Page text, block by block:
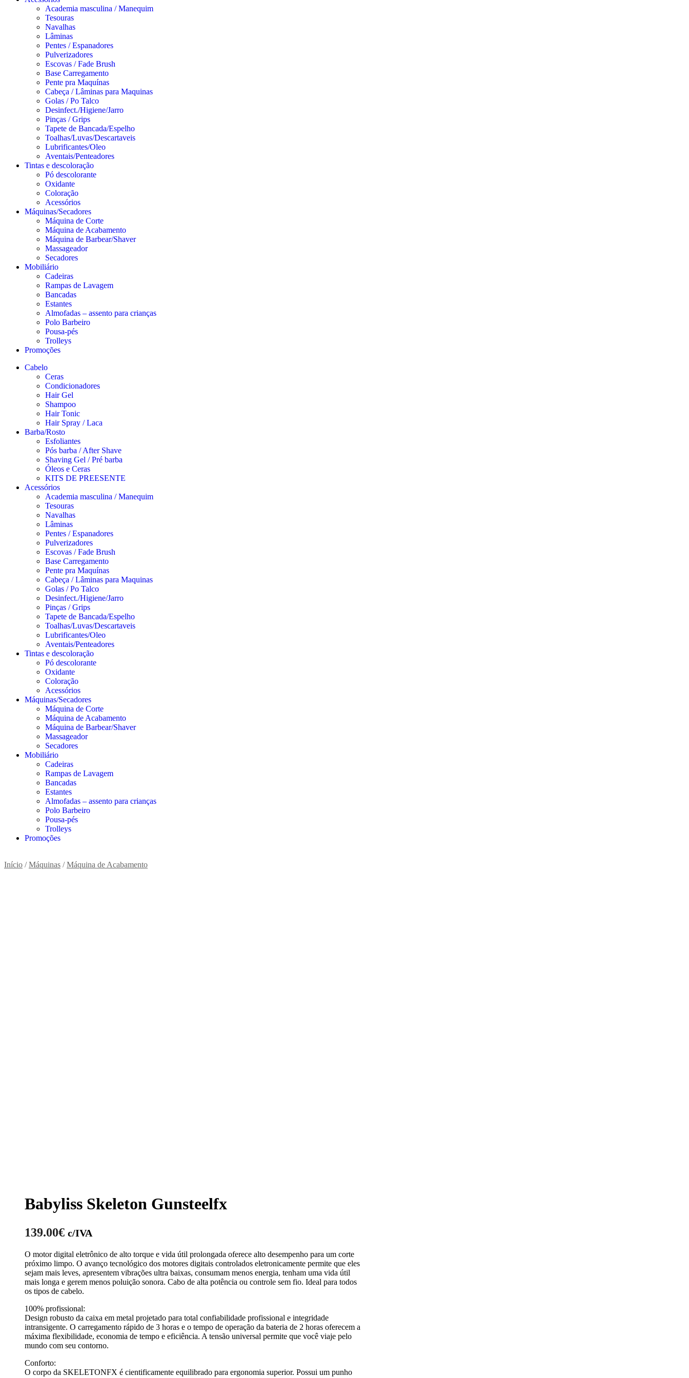
Academia masculina / Manequim
Tesouras
Navalhas
Lâminas
Pentes / Espanadores
Pulverizadores
Escovas / Fade Brush
Base Carregamento
Pente pra Maquínas
Cabeça / Lâminas para Maquinas
Golas / Po Talco
Desinfect./Higiene/Jarro
Pinças / Grips
Tapete de Bancada/Espelho
Toalhas/Luvas/Descartaveis
Lubrificantes/Oleo
Aventais/Penteadores
Tintas e descoloração
Pó descolorante
Oxidante
Coloração
Acessórios
Máquinas/Secadores
Máquina de Corte
Máquina de Acabamento
Máquina de Barbear/Shaver
Massageador
Secadores
Mobiliário
Cadeiras
Rampas de Lavagem
Bancadas
Estantes
Almofadas – assento para crianças
Polo Barbeiro
Pousa-pés
Trolleys
Promoções
Cabelo
Ceras
Condicionadores
Hair Gel
Shampoo
Hair Tonic
Hair Spray / Laca
Barba/Rosto
Esfoliantes
Pós barba / After Shave
Shaving Gel / Pré barba
Óleos e Ceras
KITS DE PREESENTE
Acessórios
Academia masculina / Manequim
Tesouras
Navalhas
Lâminas
Pentes / Espanadores
Pulverizadores
Escovas / Fade Brush
Base Carregamento
Pente pra Maquínas
Cabeça / Lâminas para Maquinas
Golas / Po Talco
Desinfect./Higiene/Jarro
Pinças / Grips
Tapete de Bancada/Espelho
Toalhas/Luvas/Descartaveis
Lubrificantes/Oleo
Aventais/Penteadores
Tintas e descoloração
Pó descolorante
Oxidante
Coloração
Acessórios
Máquinas/Secadores
Máquina de Corte
Máquina de Acabamento
Máquina de Barbear/Shaver
Massageador
Secadores
Mobiliário
Cadeiras
Rampas de Lavagem
Bancadas
Estantes
Almofadas – assento para crianças
Polo Barbeiro
Pousa-pés
Trolleys
Promoções
Início /Máquinas /Máquina de Acabamento
Babyliss Skeleton Gunsteelfx
139.00€ c/IVA
O motor digital eletrônico de alto torque e vida útil prolongada oferece alto desempenho para um corte
próximo limpo. O avanço tecnológico dos motores digitais controlados eletronicamente permite que eles
sejam mais leves, apresentem vibrações ultra baixas, consumam menos energia, tenham uma vida útil
mais longa e gerem menos poluição sonora. Cabo de alta potência ou controle sem fio. Ideal para todos
os tipos de cabelo.
100% profissional:
Design robusto da caixa em metal projetado para total confiabilidade profissional e integridade
intransigente. O carregamento rápido de 3 horas e o tempo de operação da bateria de 2 horas oferecem a
máxima flexibilidade, economia de tempo e eficiência. A tensão universal permite que você viaje pelo
mundo com seu contorno.
Conforto:
O corpo da SKELETONFX é cientificamente equilibrado para ergonomia superior. Possui um punho